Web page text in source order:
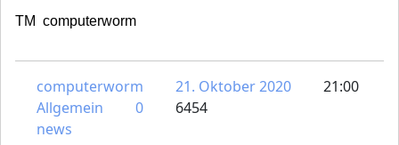
TM computerworm
computerworm 21. Oktober 2020
21:00
Allgemein
0
6454
news